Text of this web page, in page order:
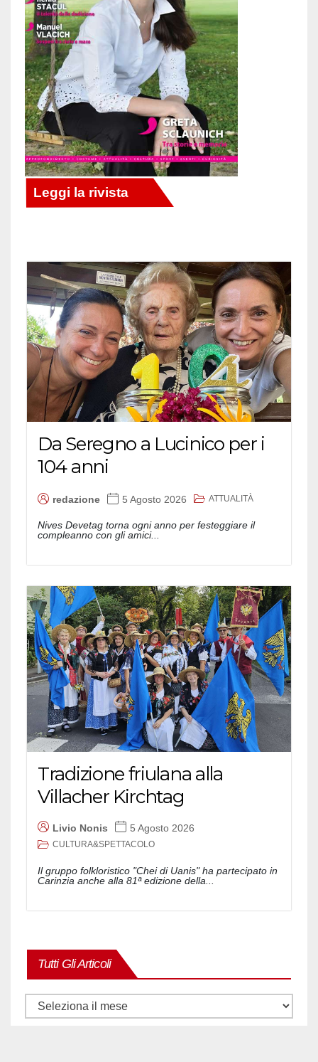
Da Seregno a Lucinico per i
104 anni
redazione 5 Agosto 2026 ATTUALITÀ
Nives Devetag torna ogni anno per festeggiare il
compleanno con gli amici...
Tradizione friulana alla
Villacher Kirchtag
Livio Nonis 5 Agosto 2026
CULTURA&SPETTACOLO
Il gruppo folkloristico "Chei di Uanis" ha partecipato in
Carinzia anche alla 81ª edizione della...
Tutti Gli Articoli
Tutti